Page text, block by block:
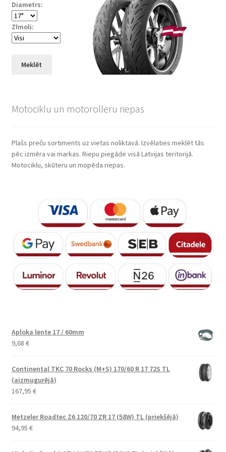
Diametrs:
Zīmoli:
Meklēt
Motociklu un motorolleru riepas
Plašs preču sortiments uz vietas noliktavā. Izvēlaties meklēt tās
pēc izmēra vai markas. Riepu piegāde visā Latvijas teritorijā.
Motociklu, skūteru un mopēda riepas.
Aploka lente 17 / 60mm
9,68 €
Continental TKC 70 Rocks (M+S) 170/60 R 17 72S TL
(aizmugurējā)
167,95 €
Metzeler Roadtec Z6 120/70 ZR 17 (58W) TL (priekšējā)
94,95 €